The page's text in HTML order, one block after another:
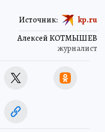
Алексей КОТМЫШЕВ
журналист
Источник: kp.ru